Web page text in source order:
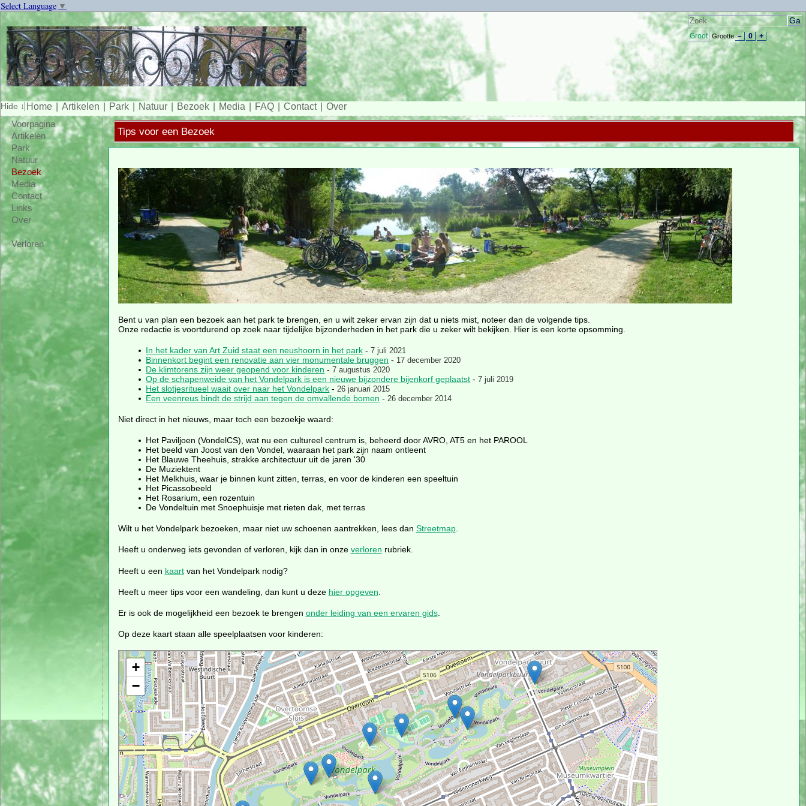
Select Language ▼
Groot Grootte – 0 +
Home Artikelen Park Natuur Bezoek Media FAQ Contact Over
Voorpagina
Artikelen
Park
Natuur
Bezoek
Media
Contact
Links
Over
Verloren
Tips voor een Bezoek
Bent u van plan een bezoek aan het park te brengen, en u wilt zeker ervan zijn dat u niets mist, noteer dan de volgende tips.
Onze redactie is voortdurend op zoek naar tijdelijke bijzonderheden in het park die u zeker wilt bekijken. Hier is een korte opsomming.
In het kader van Art Zuid staat een neushoorn in het park -7 juli 2021
Binnenkort begint een renovatie aan vier monumentale bruggen - 17 december 2020
De klimtorens zijn weer geopend voor kinderen -7 augustus 2020
Op de schapenweide van het Vondelpark is een nieuwe bijzondere bijenkorf geplaatst -7 juli 2019
Het slotjesritueel waait over naar het Vondelpark - 26 januari 2015
Een veenreus bindt de strijd aan tegen de omvallende bomen - 26 december 2014
Niet direct in het nieuws, maar toch een bezoekje waard:
Het Paviljoen (VondelCS), wat nu een cultureel centrum is, beheerd door AVRO, AT5 en het PAROOL
Het beeld van Joost van den Vondel, waaraan het park zijn naam ontleent
Het Blauwe Theehuis, strakke architectuur uit de jaren '30
De Muziektent
Het Melkhuis, waar je binnen kunt zitten, terras, en voor de kinderen een speeltuin
Het Picassobeeld
Het Rosarium, een rozentuin
De Vondeltuin met Snoephuisje met rieten dak, met terras
Wilt u het Vondelpark bezoeken, maar niet uw schoenen aantrekken, lees dan Streetmap.
Heeft u onderweg iets gevonden of verloren, kijk dan in onze verloren rubriek.
Heeft u een kaartvan het Vondelpark nodig?
Heeft u meer tips voor een wandeling, dan kunt u deze hier opgeven
Er is ook de mogelijkheid een bezoek te brengen onder leiding van een ervaren gids.
Op deze kaart staan alle speelplaatsen voor kinderen: